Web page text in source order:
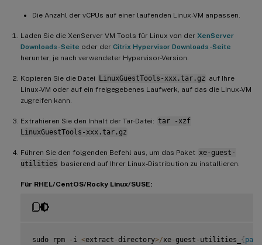
Die Anzahl der vCPUs auf einer laufenden Linux-VM anpassen.
Laden Sie die XenServer VM Tools für Linux von der XenServer
Downloads-Seite oder der Citrix Hypervisor Downloads-Seite
herunter, je nach verwendeter Hypervisor-Version.
Kopieren Sie die Datei LinuxGuestTools-xxx.tar.gz auf Ihre
Linux-VM oder auf ein freigegebenes Laufwerk, auf das die Linux-VM
zugreifen kann.
Extrahieren Sie den Inhalt der Tar-Datei: tar -xzf
LinuxGuestTools-xxx.tar.gz
Führen Sie den folgenden Befehl aus, um das Paket xe-guest-
utilities basierend auf Ihrer Linux-Distribution zu installieren.
Für RHEL/CentOS/Rocky Linux/SUSE:
sudo rpm - i <extract -directory>/xe-guest - utilities_ {